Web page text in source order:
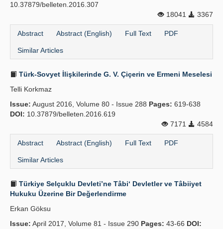
10.37879/belleten.2016.307
18041
3367
Abstract Abstract (English) Full Text PDF
Similar Articles
Türk-Sovyet İlişkilerinde G. V. Çiçerin ve Ermeni Meselesi
Telli Korkmaz
Issue: August 2016, Volume 80 - Issue 288 Pages: 619-638
DOI: 10.37879/belleten.2016.619
7171
4584
Abstract Abstract (English) Full Text PDF
Similar Articles
Türkiye Selçuklu Devleti’ne Tâbi‘ Devletler ve Tâbiiyet
Hukuku Üzerine Bir Değerlendirme
Erkan Göksu
Issue: April 2017, Volume 81 - Issue 290 Pages: 43-66 DOI: